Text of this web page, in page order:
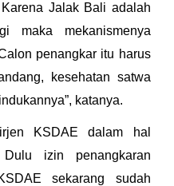
Jalak Bali adalah
maka mekanismenya
penangkar itu harus
kesehatan satwa
katanya.
KSDAE dalam hal
izin penangkaran
sekarang sudah